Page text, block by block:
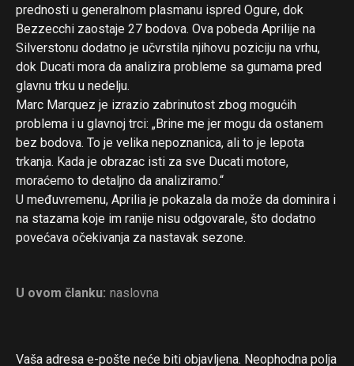
prednosti u generalnom plasmanu ispred Ogure, dok
Bezzecchi zaostaje 27 bodova. Ova pobeda Aprilije na
Silverstonu dodatno je učvrstila njihovu poziciju na vrhu,
dok Ducati mora da analizira probleme sa gumama pred
glavnu trku u nedelju.
Marc Marquez je izrazio zabrinutost zbog mogućih
problema i u glavnoj trci: „Brine me jer mogu da ostanem
bez bodova. To je velika nepoznanica, ali to je lepota
trkanja. Kada je obrazac isti za sve Ducati motore,
moraćemo to detaljno da analiziramo.“
U međuvremenu, Aprilia je pokazala da može da dominira i
na stazama koje im ranije nisu odgovarale, što dodatno
povećava očekivanja za nastavak sezone.
U ovom članku: naslovna
Vaša adresa e-pošte neće biti objavljena. Neophodna polja